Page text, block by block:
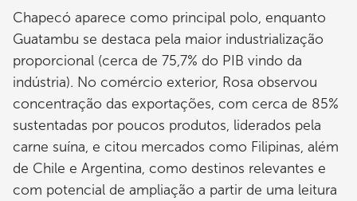
Chapecó aparece como principal polo, enquanto
Guatambu se destaca pela maior industrialização
proporcional (cerca de 75,7% do PIB vindo da
indústria). No comércio exterior, Rosa observou
concentração das exportações, com cerca de 85%
sustentadas por poucos produtos, liderados pela
carne suína, e citou mercados como Filipinas, além
de Chile e Argentina, como destinos relevantes e
com potencial de ampliação a partir de uma leitura